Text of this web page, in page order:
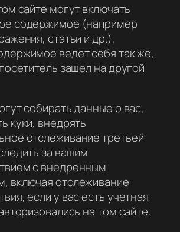
сайте могут включать
содержимое (например
статьи и др.),
ведет себя так же,
зашел на другой
собирать данные о вас,
куки, внедрять
отслеживание третьей
за вашим
с внедренным
включая отслеживание
если у вас есть учетная
на том сайте.